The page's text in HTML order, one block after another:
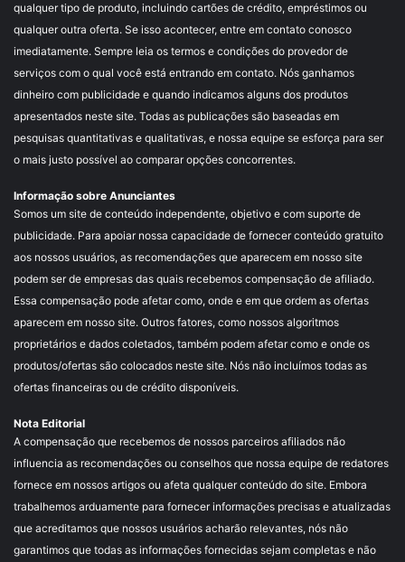
qualquer tipo de produto, incluindo cartões de crédito, empréstimos ou
qualquer outra oferta. Se isso acontecer, entre em contato conosco
imediatamente. Sempre leia os termos e condições do provedor de
serviços com o qual você está entrando em contato. Nós ganhamos
dinheiro com publicidade e quando indicamos alguns dos produtos
apresentados neste site. Todas as publicações são baseadas em
pesquisas quantitativas e qualitativas, e nossa equipe se esforça para ser
o mais justo possível ao comparar opções concorrentes.
Informação sobre Anunciantes
Somos um site de conteúdo independente, objetivo e com suporte de
publicidade. Para apoiar nossa capacidade de fornecer conteúdo gratuito
aos nossos usuários, as recomendações que aparecem em nosso site
podem ser de empresas das quais recebemos compensação de afiliado.
Essa compensação pode afetar como, onde e em que ordem as ofertas
aparecem em nosso site. Outros fatores, como nossos algoritmos
proprietários e dados coletados, também podem afetar como e onde os
produtos/ofertas são colocados neste site. Nós não incluímos todas as
ofertas financeiras ou de crédito disponíveis.
Nota Editorial
A compensação que recebemos de nossos parceiros afiliados não
influencia as recomendações ou conselhos que nossa equipe de redatores
fornece em nossos artigos ou afeta qualquer conteúdo do site. Embora
trabalhemos arduamente para fornecer informações precisas e atualizadas
que acreditamos que nossos usuários acharão relevantes, nós não
garantimos que todas as informações fornecidas sejam completas e não